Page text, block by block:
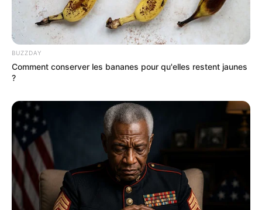
Quel opérateur pour jouer le PRONOSTIC du
Quinté du jour ?
Vous pouvez parier le Quinté du jour chez l’un des
opérateurs ci-dessous, n’hésitez pas à comparer les offres
de chacun d’entre eux.
Jeux à 0.10 € exclusivité du Web
BUZZDAY
Comment conserver les bananes pour qu'elles restent jaunes
?